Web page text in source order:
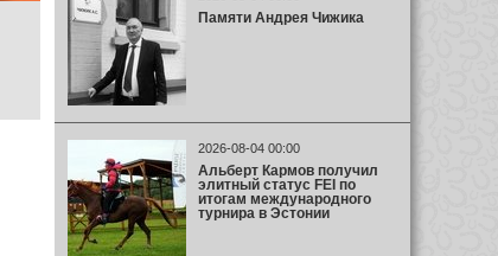
Памяти Андрея Чижика
2026-08-04 00:00
Альберт Кармов получил
элитный статус FEI по
итогам международного
турнира в Эстонии